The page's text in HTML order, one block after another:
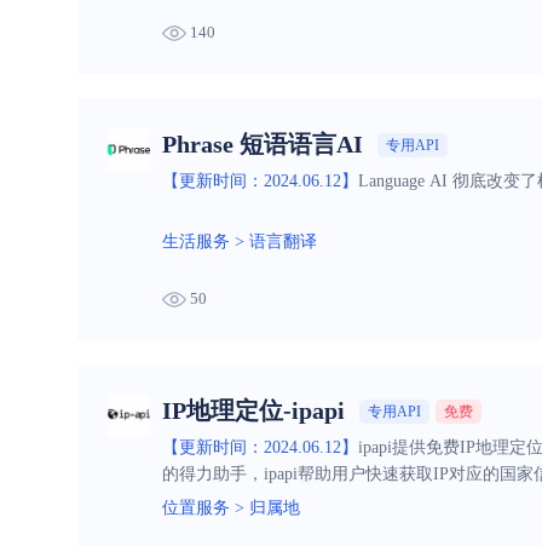
140
Phrase 短语语言AI 专用API
【更新时间：2024.06.12】 Language AI 彻底改变
生活服务 > 语言翻译
50
IP地理定位-ipapi 专用API 免费
【更新时间：2024.06.12】 ipapi提供免费IP地理定
的得力助手，ipapi帮助用户快速获取IP对应的国
位置服务 > 归属地